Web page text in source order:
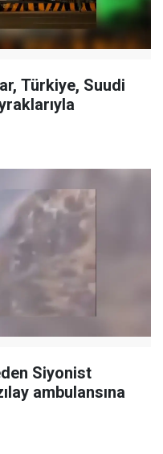
Türkiye, Suudi
Siyonist
ambulansına